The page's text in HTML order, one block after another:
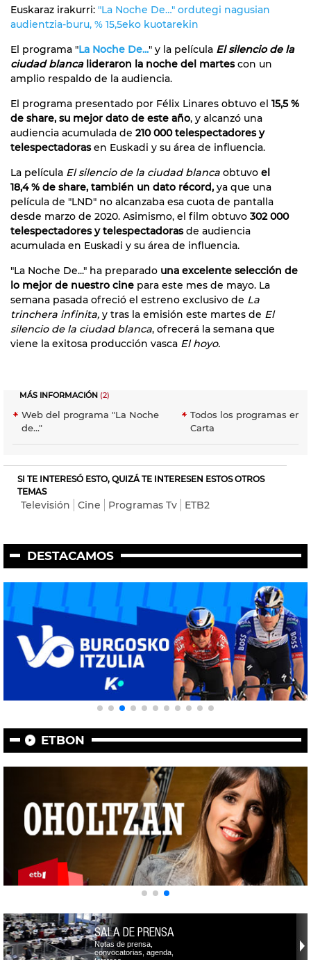
Euskaraz irakurri: "La Noche De…" ordutegi nagusian
audientzia-buru, % 15,5eko kuotarekin
El programa "La Noche De..." y la película El silencio de la
ciudad blanca lideraron la noche del martescon un
amplio respaldo de la audiencia.
El programa presentado por Félix Linares obtuvo el 15,5 %
de share, su mejor dato de este año, y alcanzó una
audiencia acumulada de 210 000 telespectadores y
telespectadorasen Euskadi y su área de influencia.
La película El silencio de la ciudad blanca obtuvo el
18,4 % de share, también un dato récord, ya que una
película de "LND" no alcanzaba esa cuota de pantalla
desde marzo de 2020. Asimismo, el film obtuvo 302 000
telespectadores y telespectadorasde audiencia
acumulada en Euskadi y su área de influencia.
"La Noche De..." ha preparado una excelente selección de
lo mejor de nuestro cine para este mes de mayo. La
semana pasada ofreció el estreno exclusivo de La
trinchera infinita, y tras la emisión este martes de El
silencio de la ciudad blanca, ofrecerá la semana que
viene la exitosa producción vasca El hoyo.
MÁS INFORMACIÓN (2)
Web del programa "La Noche
de..."
Todos los programas en
Carta
SI TE INTERESÓ ESTO, QUIZÁ TE INTERESEN ESTOS OTROS
TEMAS
Televisión Cine Programas Tv ETB2
DESTACAMOS
ETBON
SALA DE PRENSA
Notas de prensa,
convocatorias, agenda,